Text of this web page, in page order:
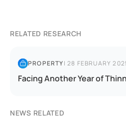
RELATED RESEARCH
PROPERTY|28 FEBRUARY
Facing Another Year of
NEWS RELATED